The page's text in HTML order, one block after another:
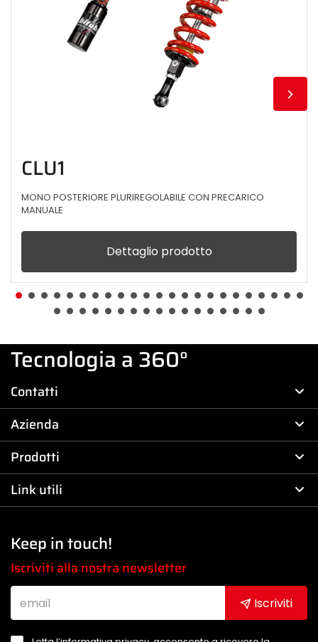
CLU1
MONO POSTERIORE PLURIREGOLABILE CON PRECARICO
MANUALE
Dettaglio prodotto
Tecnologia a 360°
Contatti
Azienda
Prodotti
Link utili
Keep in touch!
Iscriviti alla nostra newsletter
Iscriviti